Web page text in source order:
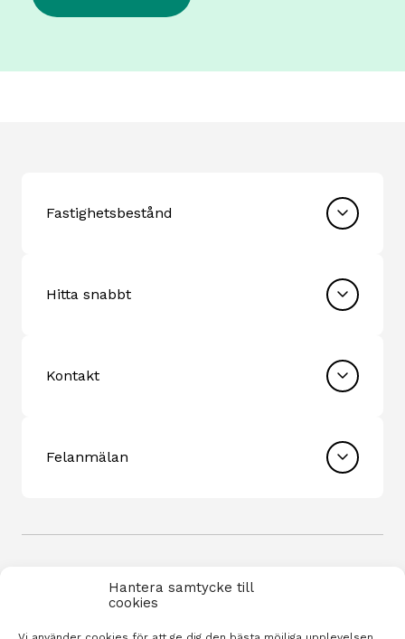
Hantera samtycke till
cookies
Fastighetsbestånd
Hitta snabbt
Kontakt
Felanmälan